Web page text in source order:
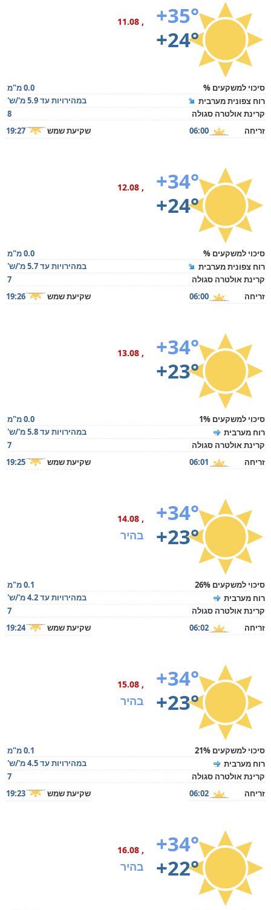
+35°
+24°
, 11.08
סיכוי למשקעים %
0.0 מ"מ
רוח צפונית מערבית
במהירויות עד 5.9 מ'/ש'
קרינת אולטרה סגולה
8
זריחה
06:00 שקיעת שמש 19:27
+34°
+24°
, 12.08
סיכוי למשקעים %
0.0 מ"מ
רוח צפונית מערבית
במהירויות עד 5.7 מ'/ש'
קרינת אולטרה סגולה
7
זריחה
06:00 שקיעת שמש 19:26
+34°
+23°
, 13.08
סיכוי למשקעים 1%
0.0 מ"מ
רוח מערבית
במהירויות עד 5.8 מ'/ש'
קרינת אולטרה סגולה
7
זריחה
06:01 שקיעת שמש 19:25
+34°
+23°
, 14.08
בהיר
סיכוי למשקעים 26%
0.1 מ"מ
רוח מערבית
במהירויות עד 4.2 מ'/ש'
קרינת אולטרה סגולה
7
זריחה
06:02 שקיעת שמש 19:24
+34°
+23°
, 15.08
בהיר
סיכוי למשקעים 21%
0.1 מ"מ
רוח מערבית
במהירויות עד 4.5 מ'/ש'
קרינת אולטרה סגולה
7
זריחה
06:02 שקיעת שמש 19:23
+34°
+22°
, 16.08
בהיר